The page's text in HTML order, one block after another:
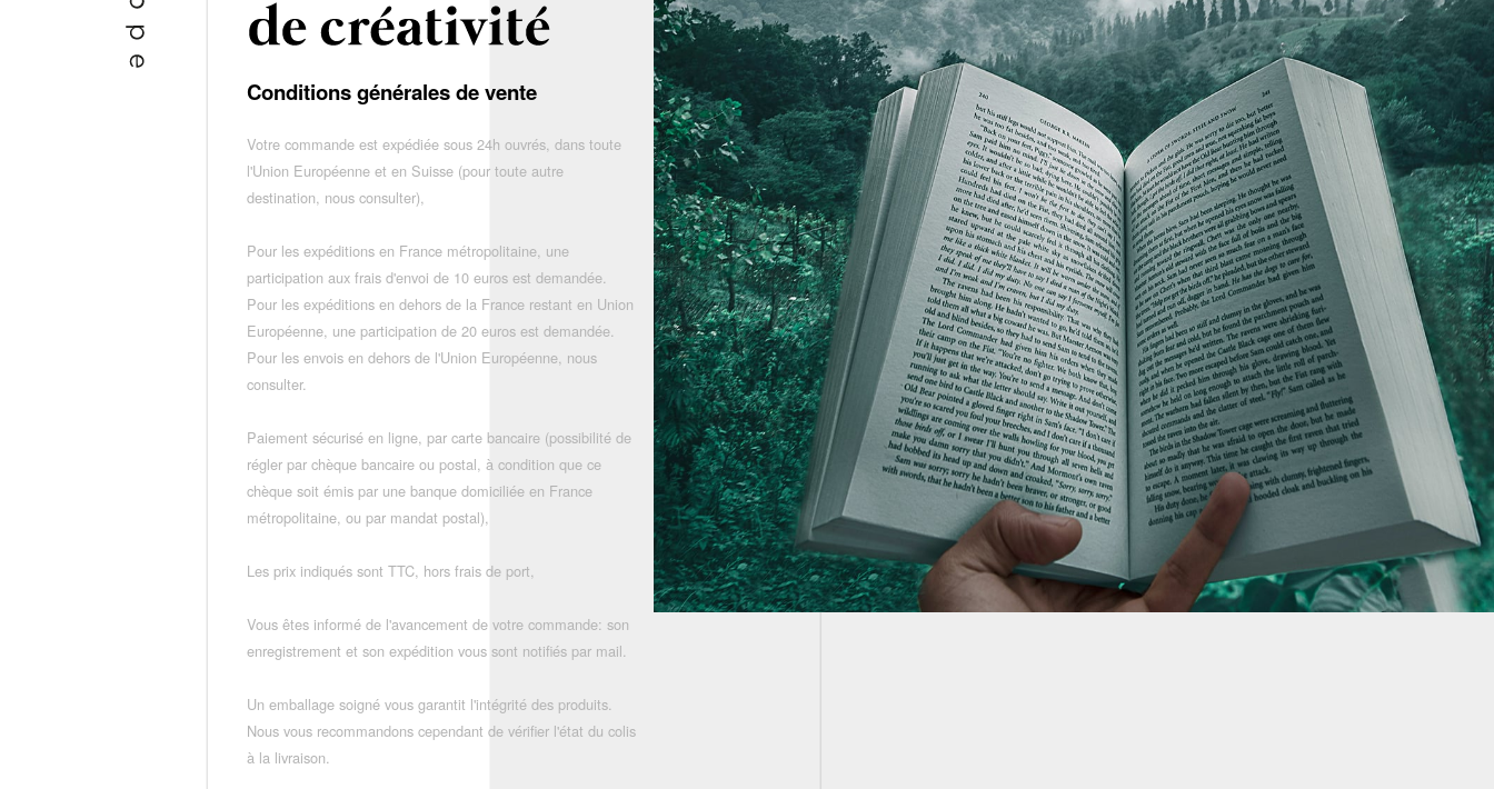
Conditions générales de vente
Votre commande est expédiée sous 24h ouvrés, dans toute
l'Union Européenne et en Suisse (pour toute autre
destination, nous consulter),
Pour les expéditions en France métropolitaine, une
participation aux frais d'envoi de 10 euros est demandée.
Pour les expéditions en dehors de la France restant en Union
Européenne, une participation de 20 euros est demandée.
Pour les envois en dehors de l'Union Européenne, nous
consulter.
Paiement sécurisé en ligne, par carte bancaire (possibilité de
régler par chèque bancaire ou postal, à condition que ce
chèque soit émis par une banque domiciliée en France
métropolitaine, ou par mandat postal),
Les prix indiqués sont TTC, hors frais de port,
Vous êtes informé de l'avancement de votre commande: son
enregistrement et son expédition vous sont notifiés par mail.
Un emballage soigné vous garantit l'intégrité des produits.
Nous vous recommandons cependant de vérifier l'état du colis
à la livraison.